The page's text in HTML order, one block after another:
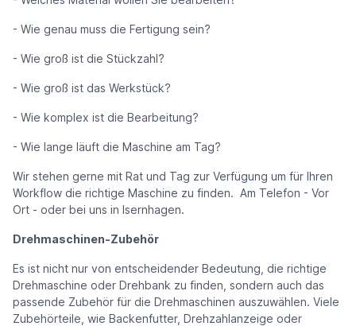
- Wie genau muss die Fertigung sein?
- Wie groß ist die Stückzahl?
- Wie groß ist das Werkstück?
- Wie komplex ist die Bearbeitung?
- Wie lange läuft die Maschine am Tag?
Wir stehen gerne mit Rat und Tag zur Verfügung um für Ihren
Workflow die richtige Maschine zu finden. Am Telefon - Vor
Ort - oder bei uns in Isernhagen.
Drehmaschinen-Zubehör
Es ist nicht nur von entscheidender Bedeutung, die richtige
Drehmaschine oder Drehbank zu finden, sondern auch das
passende Zubehör für die Drehmaschinen auszuwählen. Viele
Zubehörteile, wie Backenfutter, Drehzahlanzeige oder